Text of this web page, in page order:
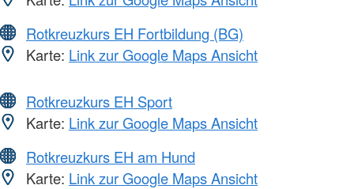
Rotkreuzkurs EH Fortbildung (BG)
Karte: Link zur Google Maps Ansicht
Rotkreuzkurs EH Sport
Karte: Link zur Google Maps Ansicht
Rotkreuzkurs EH am Hund
Karte: Link zur Google Maps Ansicht